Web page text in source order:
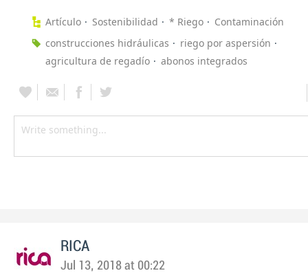
Artículo Sostenibilidad * Riego
Contaminación
construcciones hidráulicas
riego por aspersión
agricultura de regadío
abonos integrados
RICA
Jul 13, 2018 at 00:22